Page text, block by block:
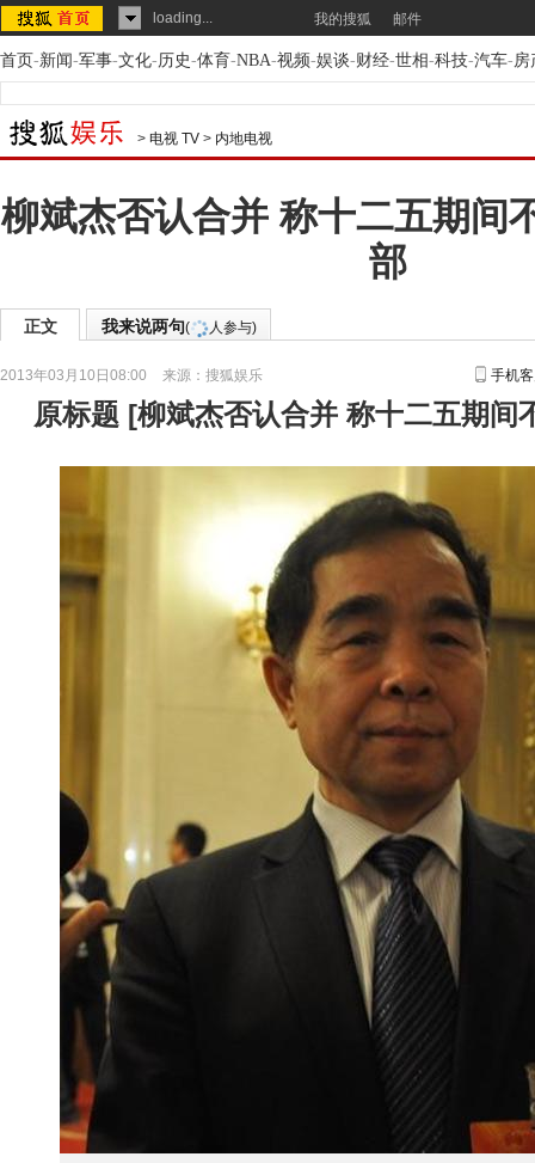
loading... 我的搜狐 邮件
首页-新闻-军事-文化-历史-体育-NBA-视频-娱谈-财经-世相-科技-汽车-房
> 电视 TV > 内地电视
柳斌杰否认合并 称十二五期间
部
正文 我来说两句( 人参与)
2013年03月10日08:00 来源： 搜狐娱乐 手机
原标题 [柳斌杰否认合并 称十二五期间